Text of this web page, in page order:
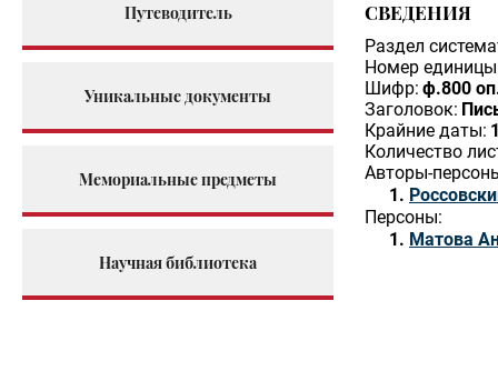
Путеводитель
Уникальные документы
Мемориальные предметы
Научная библиотека
СВЕДЕНИЯ
Раздел
Номер единицы
Шифр: ф.800
Заголовок:
Крайние даты:
Количество
Авторы-
Персоны:
Матова